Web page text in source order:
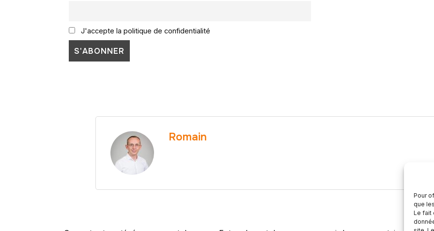
Pour
que
Le fait
J'accepte la politique de confidentialité
Romain